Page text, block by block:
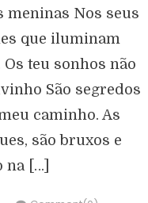
meninas Nos seus
que iluminam
teu sonhos não
São segredos
caminho. As
são bruxos e
na […]